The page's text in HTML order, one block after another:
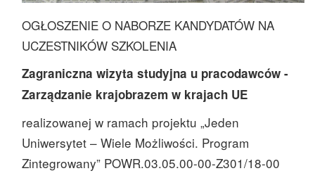
OGŁOSZENIE O NABORZE KANDYDATÓW NA
UCZESTNIKÓW SZKOLENIA
Zagraniczna wizyta studyjna u pracodawców -
Zarządzanie krajobrazem w krajach UE
realizowanej w ramach projektu „Jeden
Uniwersytet – Wiele Możliwości. Program
Zintegrowany” POWR.03.05.00-00-Z301/18-00